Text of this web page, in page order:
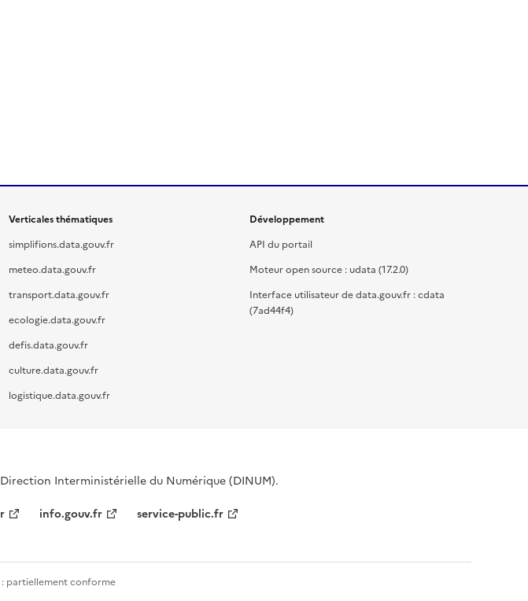
Verticales thématiques
simplifions.data.gouv.fr
meteo.data.gouv.fr
transport.data.gouv.fr
ecologie.data.gouv.fr
defis.data.gouv.fr
culture.data.gouv.fr
logistique.data.gouv.fr
Développement
API du portail
Moteur open source : udata (17.2.0)
Interface utilisateur de data.gouv.fr : cdata
(7ad44f4)
Interministérielle du Numérique (DINUM).
info.gouv.fr service-public.fr
partiellement conforme